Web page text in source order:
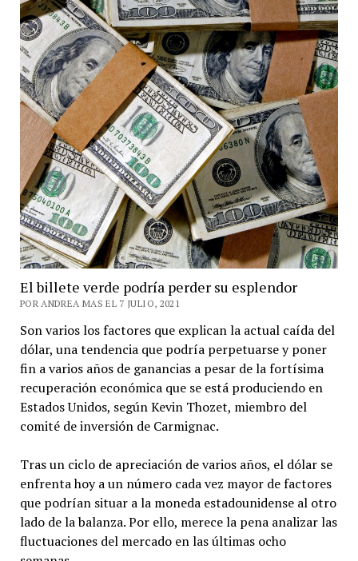
El billete verde podría perder su esplendor
POR ANDREA MAS EL 7 JULIO, 2021
Son varios los factores que explican la actual caída del
dólar, una tendencia que podría perpetuarse y poner
fin a varios años de ganancias a pesar de la fortísima
recuperación económica que se está produciendo en
Estados Unidos, según Kevin Thozet, miembro del
comité de inversión de Carmignac.
Tras un ciclo de apreciación de varios años, el dólar se
enfrenta hoy a un número cada vez mayor de factores
que podrían situar a la moneda estadounidense al otro
lado de la balanza. Por ello, merece la pena analizar las
fluctuaciones del mercado en las últimas ocho